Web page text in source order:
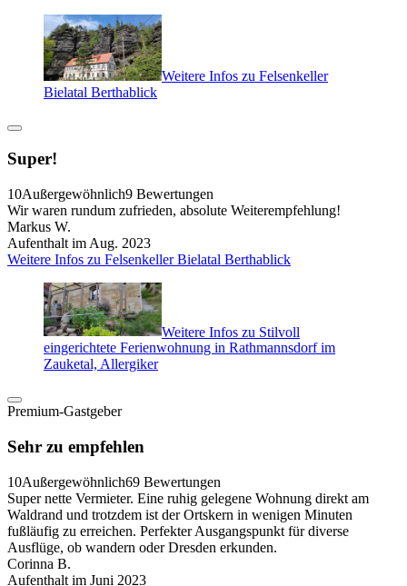
Weitere Infos zu Felsenkeller
Bielatal Berthablick
Super!
10Außergewöhnlich9 Bewertungen
Wir waren rundum zufrieden, absolute Weiterempfehlung!
Markus W.
Aufenthalt im Aug. 2023
Weitere Infos zu Felsenkeller Bielatal Berthablick
Weitere Infos zu Stilvoll
eingerichtete Ferienwohnung in Rathmannsdorf im
Zauketal, Allergiker
Premium-Gastgeber
Sehr zu empfehlen
10Außergewöhnlich69 Bewertungen
Super nette Vermieter. Eine ruhig gelegene Wohnung direkt am
Waldrand und trotzdem ist der Ortskern in wenigen Minuten
fußläufig zu erreichen. Perfekter Ausgangspunkt für diverse
Ausflüge, ob wandern oder Dresden erkunden.
Corinna B.
Aufenthalt im Juni 2023